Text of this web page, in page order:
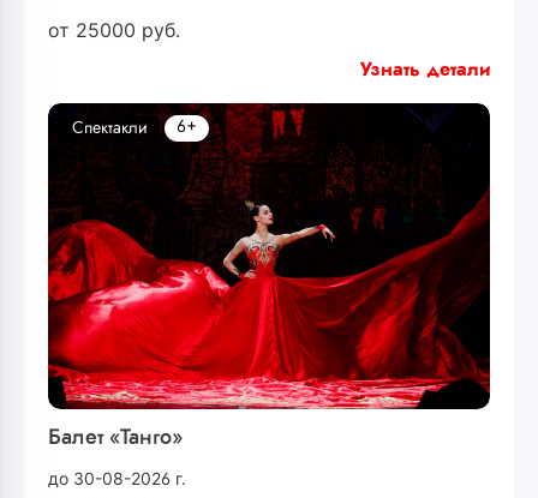
от 25000 руб.
Узнать детали
Балет «Танго»
до 30-08-2026 г.
Спектакли 6+